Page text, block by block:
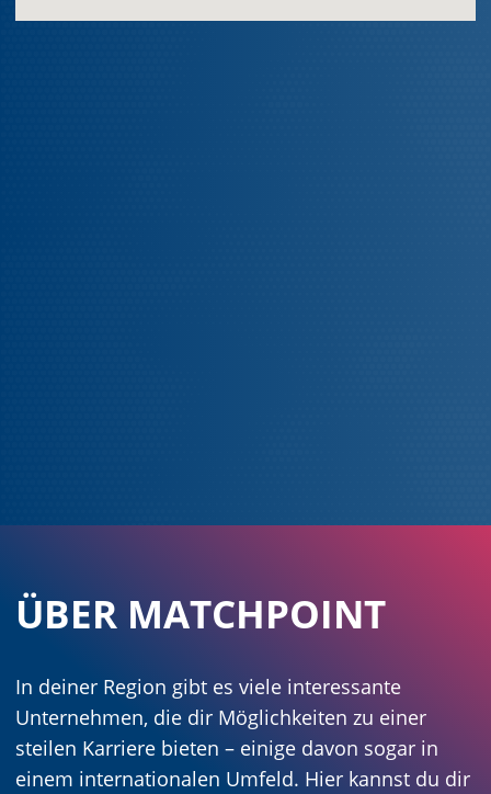
ÜBER MATCHPOINT
In deiner Region gibt es viele interessante
Unternehmen, die dir Möglichkeiten zu einer
steilen Karriere bieten – einige davon sogar in
einem internationalen Umfeld. Hier kannst du dir